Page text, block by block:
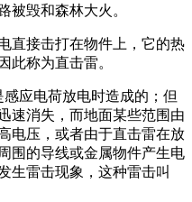
被毁和森林大火。
直接击打在物件上，它的热
此称为直击雷。
应电荷放电时造成的；但
速消失，而地面某些范围由
电压，或者由于直击雷在放
围的导线或金属物件产生电
生雷击现象，这种雷击叫